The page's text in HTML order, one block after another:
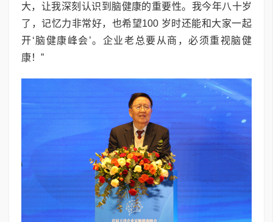
大，让我深刻认识到脑健康的重要性。我今年八十岁
了，记忆力非常好，也希望100 岁时还能和大家一起
开‘脑健康峰会’。企业老总要从商，必须重视脑健
康！”